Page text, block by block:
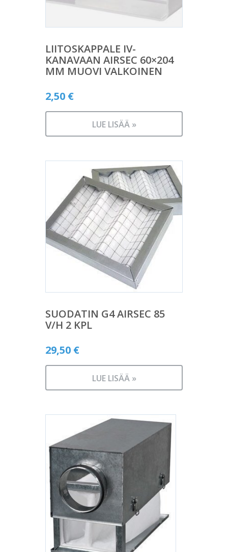
LIITOSKAPPALE IV-
KANAVAAN AIRSEC 60×204
MM MUOVI VALKOINEN
2,50 €
LUE LISÄÄ »
SUODATIN G4 AIRSEC 85
V/H 2 KPL
29,50 €
LUE LISÄÄ »